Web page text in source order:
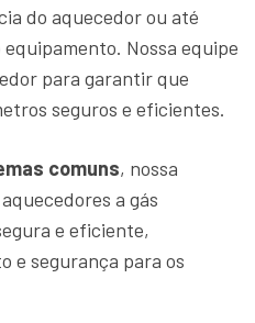
do aquecedor ou até
Nossa equipe
para garantir que
seguros e eficientes.
comuns, nossa
a gás
e eficiente,
e segurança para os